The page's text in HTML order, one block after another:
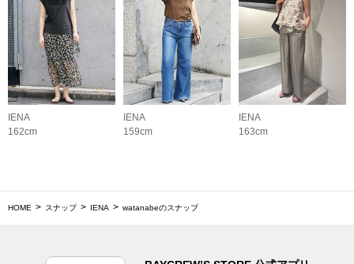
IENA
162cm
IENA
159cm
IENA
163cm
HOME スナップ IENA watanabeのスナップ